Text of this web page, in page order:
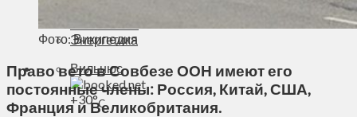
Энергетика
Вильнюс
+30°C
Фото: Википедия
Право вето в Совбезе ООН имеют его
постоянные члены: Россия, Китай, США,
Франция и Великобритания.